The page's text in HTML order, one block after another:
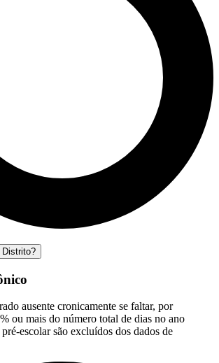
Distrito?
ausente cronicamente se faltar, por
ou mais do número total de dias no ano
escolar são excluídos dos dados de